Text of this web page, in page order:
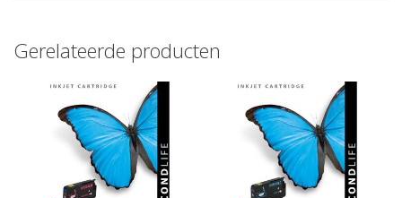
Gerelateerde producten